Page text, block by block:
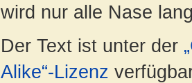
wird nur alle Nase
Der Text ist unter der
Alike“-Lizenz